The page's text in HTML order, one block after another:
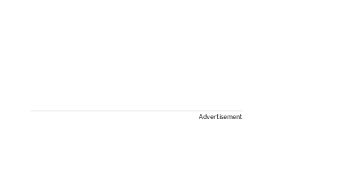
Advertisement